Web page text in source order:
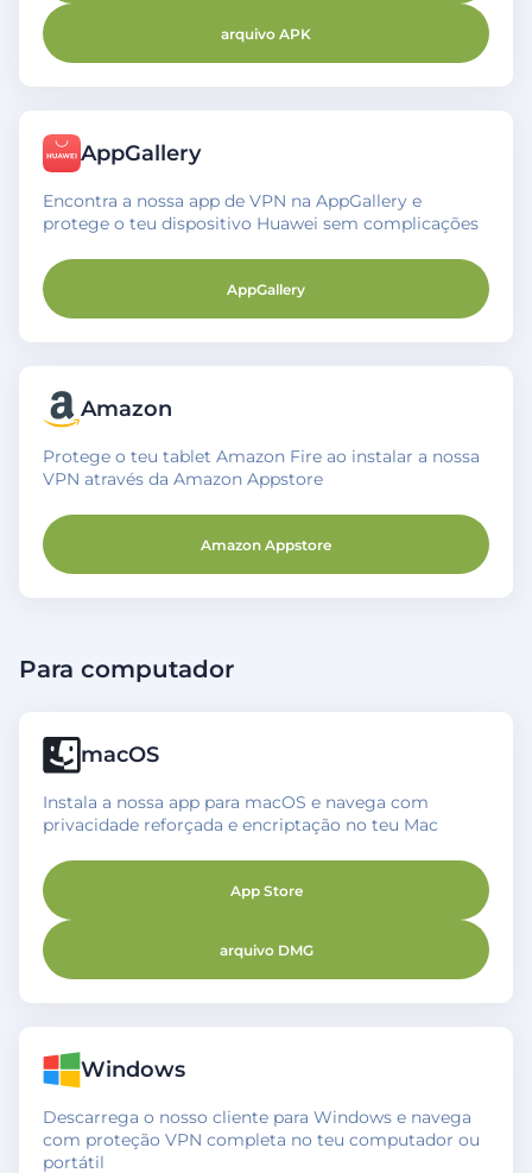
arquivo APK
AppGallery
Encontra a nossa app de VPN na AppGallery e
protege o teu dispositivo Huawei sem complicações
AppGallery
Amazon
Protege o teu tablet Amazon Fire ao instalar a nossa
VPN através da Amazon Appstore
Amazon Appstore
Para computador
macOS
Instala a nossa app para macOS e navega com
privacidade reforçada e encriptação no teu Mac
App Store
arquivo DMG
Windows
Descarrega o nosso cliente para Windows e navega
com proteção VPN completa no teu computador ou
portátil